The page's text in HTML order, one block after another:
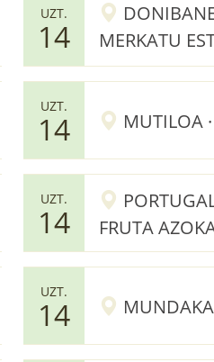
UZT.
14
MERKATU
UZT.
14 MUTILOA
UZT.
14
FRUTA
UZT.
14